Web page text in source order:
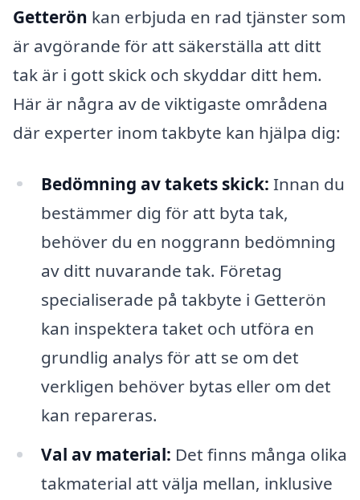
Getterön kan erbjuda en rad tjänster som
är avgörande för att säkerställa att ditt
tak är i gott skick och skyddar ditt hem.
Här är några av de viktigaste områdena
där experter inom takbyte kan hjälpa dig:
Bedömning av takets skick: Innan du
bestämmer dig för att byta tak,
behöver du en noggrann bedömning
av ditt nuvarande tak. Företag
specialiserade på takbyte i Getterön
kan inspektera taket och utföra en
grundlig analys för att se om det
verkligen behöver bytas eller om det
kan repareras.
Val av material: Det finns många olika
takmaterial att välja mellan, inklusive